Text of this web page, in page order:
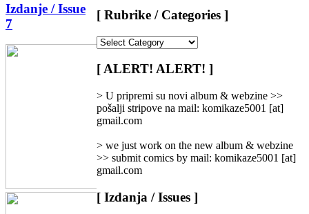
Izdanje / Issue
7
[ Rubrike / Categories ]
/
Categories
]
[ ALERT! ALERT! ]
> U pripremi su novi album & webzine >>
pošalji stripove na mail: komikaze5001 [at]
gmail.com
> we just work on the new album & webzine
>> submit comics by mail: komikaze5001 [at]
gmail.com
[ Izdanja / Issues ]